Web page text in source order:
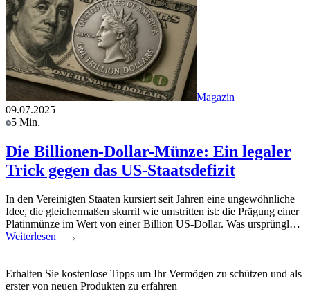
Magazin
09.07.2025
5 Min.
Die Billionen-Dollar-Münze: Ein legaler
Trick gegen das US-Staatsdefizit
In den Vereinigten Staaten kursiert seit Jahren eine ungewöhnliche
Idee, die gleichermaßen skurril wie umstritten ist: die Prägung einer
Platinmünze im Wert von einer Billion US-Dollar. Was ursprüngl…
Weiterlesen
Erhalten Sie kostenlose Tipps um Ihr Vermögen zu schützen und als
erster von neuen Produkten zu erfahren